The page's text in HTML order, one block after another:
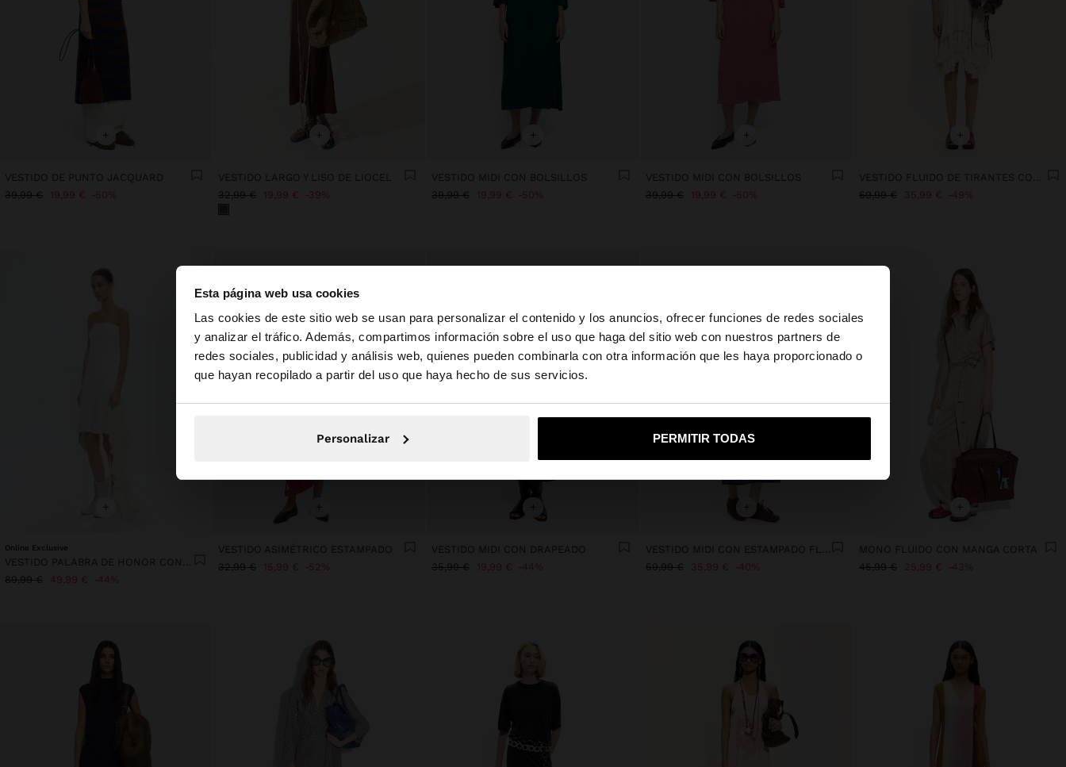
Esta página web usa cookies
Las cookies de este sitio web se usan para personalizar el contenido y los anuncios, ofrecer funciones de redes sociales
y analizar el tráfico. Además, compartimos información sobre el uso que haga del sitio web con nuestros partners de
redes sociales, publicidad y análisis web, quienes pueden combinarla con otra información que les haya proporcionado o
que hayan recopilado a partir del uso que haya hecho de sus servicios.
Personalizar PERMITIR TODAS
hola ×
Estás accediendo a la web de España. ¿Quieres ir a la web de United States?
No, continuar en la web de España Sí, llévame a United States
+
VESTIDO DE PUNTO JACQUARD
39,99 € 19,99 € 50%
+
VESTIDO LARGO Y LISO DE LIOCEL
32,99 € 19,99 € 39%
+
VESTIDO MIDI CON BOLSILLOS
39,99 € 19,99 € 50%
+
VESTIDO MIDI CON BOLSILLOS
39,99 € 19,99 € 50%
+
69,99 € 35,99 € 49%
+
Online Exclusive
VESTIDO PALABRA DE HONOR CON VOLANTES
89,99 € 49,99 € 44%
VESTIDO ASIMÉTRICO ESTAMPADO
32,99 € 15,99 € 52%
VESTIDO MIDI CON DRAPEADO
35,99 € 19,99 € 44%
+
VESTIDO MIDI CON ESTAMPADO FLOR
59,99 € 35,99 € 40%
+
MONO FLUIDO CON MANGA CORTA
45,99 € 25,99 € 43%